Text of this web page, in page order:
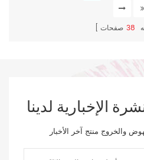
38 صفحات
الإخبارية لدينا